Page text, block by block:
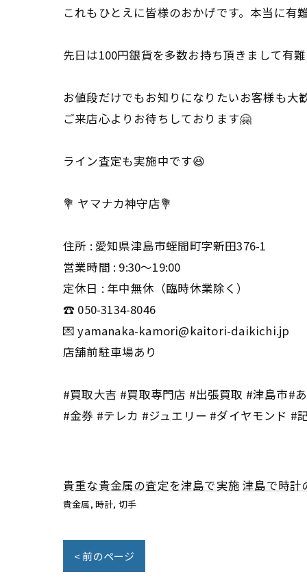
これもひとえに皆様のおかげです。本当に有
先日は100円銀貨を多数お持ち頂きまして有
お値段だけでもお知りになりたいお客様も
ご来店心よりお待ちしております🤗
ライン査定も実施中です😆
💐 ヤマナカ神守店💐
住所 : 愛知県津島市蛭間町字新田376-1
営業時間 : 9:30〜19:00
定休日 : 年中無休（臨時休業除く）
☎️ 050-3134-8046
💌 yamanaka-kamori@kaitori-daikichi.jp
店舗前駐車場あり
#買取大吉 #買取専門店 #出張買取 #津島市#
#金券 #テレカ #ジュエリー #ダイヤモンド #
貴重な貴金属の査定を津島で実施 津島で時計
貴金属 時計 切手
< 前のページ